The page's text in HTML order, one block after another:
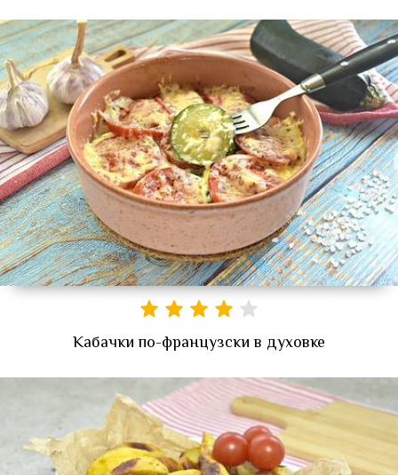
Кабачки по-французски в духовке